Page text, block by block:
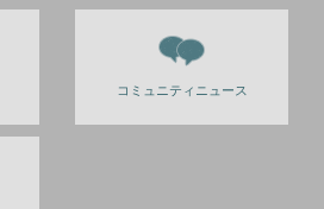
コミュニティニュース